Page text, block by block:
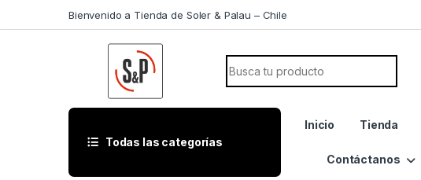
Bienvenido a Tienda de Soler & Palau – Chile
Búsqueda de:
Todas las categorías
Inicio Tienda
Contáctanos